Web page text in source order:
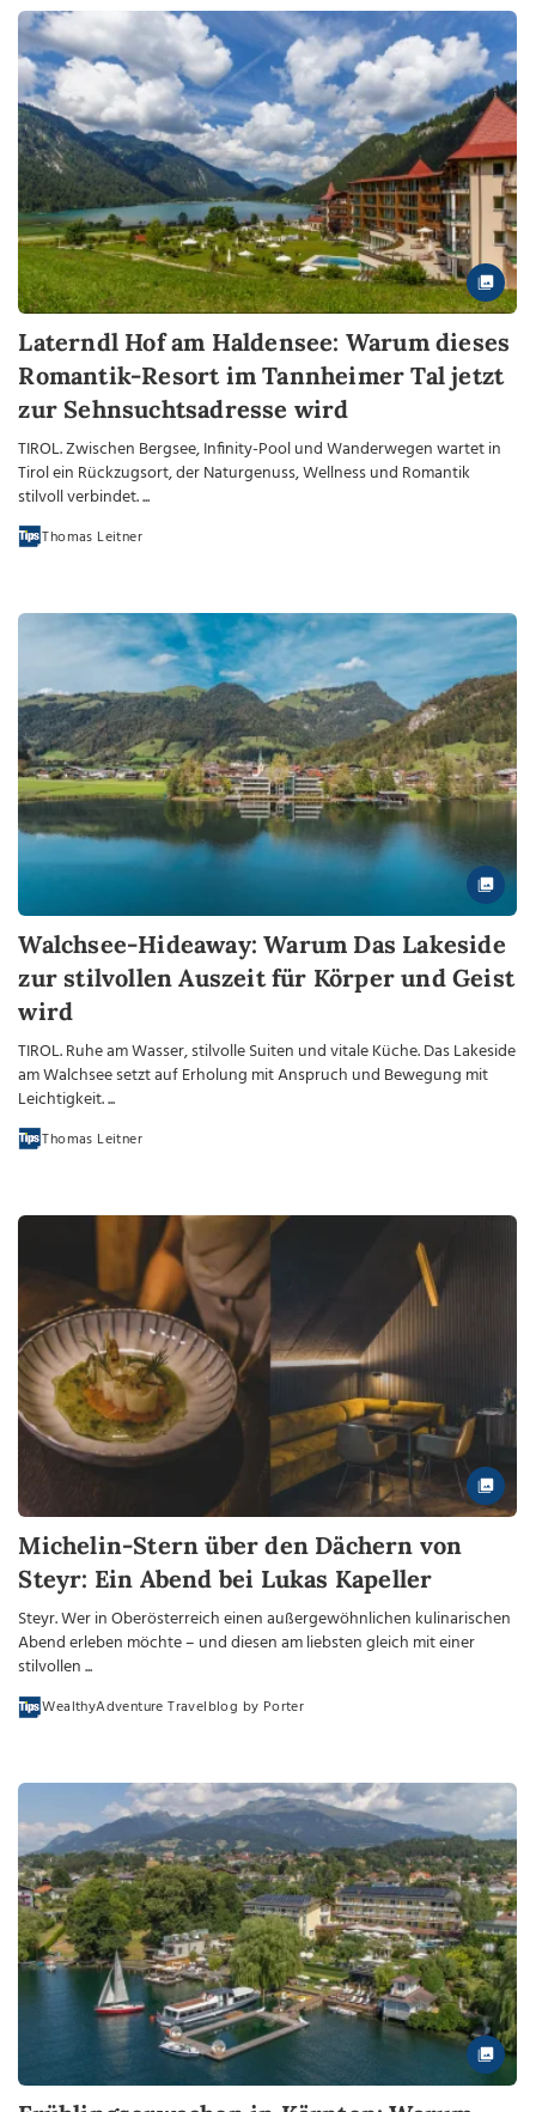
Laterndl Hof am Haldensee: Warum dieses
Romantik-Resort im Tannheimer Tal jetzt
zur Sehnsuchtsadresse wird
TIROL. Zwischen Bergsee, Infinity-Pool und Wanderwegen wartet in
Tirol ein Rückzugsort, der Naturgenuss, Wellness und Romantik
stilvoll verbindet. ...
Thomas Leitner
Walchsee-Hideaway: Warum Das Lakeside
zur stilvollen Auszeit für Körper und Geist
wird
TIROL. Ruhe am Wasser, stilvolle Suiten und vitale Küche. Das Lakeside
am Walchsee setzt auf Erholung mit Anspruch und Bewegung mit
Leichtigkeit. ...
Thomas Leitner
Michelin-Stern über den Dächern von
Steyr: Ein Abend bei Lukas Kapeller
Steyr. Wer in Oberösterreich einen außergewöhnlichen kulinarischen
Abend erleben möchte – und diesen am liebsten gleich mit einer
stilvollen ...
WealthyAdventure Travelblog by Porter